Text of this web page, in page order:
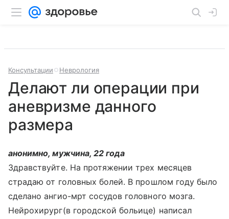
Консультации Неврология
Делают ли операции при
аневризме данного
размера
анонимно, мужчина, 22 года
Здравствуйте. На протяжении трех месяцев
страдаю от головных болей. В прошлом году было
сделано ангио-мрт сосудов головного мозга.
Нейрохирург(в городской больице) написал